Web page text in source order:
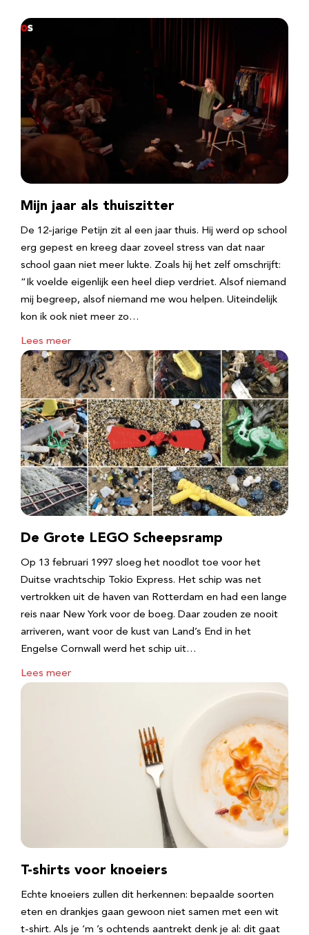
Mijn jaar als thuiszitter
De 12-jarige Petijn zit al een jaar thuis. Hij werd op school
erg gepest en kreeg daar zoveel stress van dat naar
school gaan niet meer lukte. Zoals hij het zelf omschrijft:
“Ik voelde eigenlijk een heel diep verdriet. Alsof niemand
mij begreep, alsof niemand me wou helpen. Uiteindelijk
kon ik ook niet meer zo…
Lees meer
De Grote LEGO Scheepsramp
Op 13 februari 1997 sloeg het noodlot toe voor het
Duitse vrachtschip Tokio Express. Het schip was net
vertrokken uit de haven van Rotterdam en had een lange
reis naar New York voor de boeg. Daar zouden ze nooit
arriveren, want voor de kust van Land’s End in het
Engelse Cornwall werd het schip uit…
Lees meer
T-shirts voor knoeiers
Echte knoeiers zullen dit herkennen: bepaalde soorten
eten en drankjes gaan gewoon niet samen met een wit
t-shirt. Als je ‘m ’s ochtends aantrekt denk je al: dit gaat